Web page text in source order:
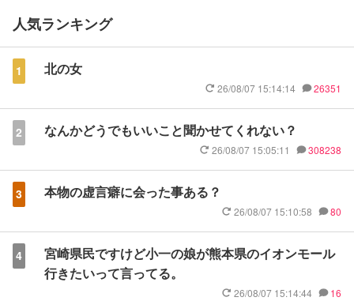
人気ランキング
1 北の女
26/08/07 15:14:14 26351
2 なんかどうでもいいこと聞かせてくれない？
26/08/07 15:05:11 308238
3 本物の虚言癖に会った事ある？
26/08/07 15:10:58 80
4
宮崎県民ですけど小一の娘が熊本県のイオンモール
行きたいって言ってる。
26/08/07 15:14:44 16